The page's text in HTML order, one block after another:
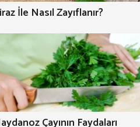
İle Nasıl Zayıflanır?
Çayının Faydaları